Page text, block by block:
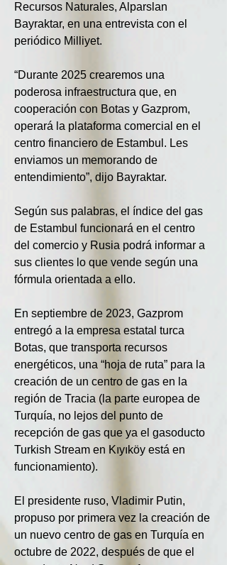
Recursos Naturales, Alparslan
Bayraktar, en una entrevista con el
periódico Milliyet.
“Durante 2025 crearemos una
poderosa infraestructura que, en
cooperación con Botas y Gazprom,
operará la plataforma comercial en el
centro financiero de Estambul. Les
enviamos un memorando de
entendimiento”, dijo Bayraktar.
Según sus palabras, el índice del gas
de Estambul funcionará en el centro
del comercio y Rusia podrá informar a
sus clientes lo que vende según una
fórmula orientada a ello.
En septiembre de 2023, Gazprom
entregó a la empresa estatal turca
Botas, que transporta recursos
energéticos, una “hoja de ruta” para la
creación de un centro de gas en la
región de Tracia (la parte europea de
Turquía, no lejos del punto de
recepción de gas que ya el gasoducto
Turkish Stream en Kıyıköy está en
funcionamiento).
El presidente ruso, Vladimir Putin,
propuso por primera vez la creación de
un nuevo centro de gas en Turquía en
octubre de 2022, después de que el